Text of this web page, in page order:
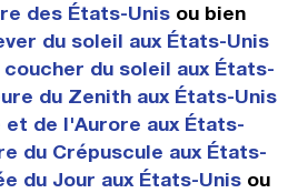
des États-Unisou bien
du soleil aux États-Unis
coucher du soleil aux États-
du Zenith aux États-Unis
et de l'Aurore aux États-
du Crépuscule aux États-
du Jour aux États-Unisou